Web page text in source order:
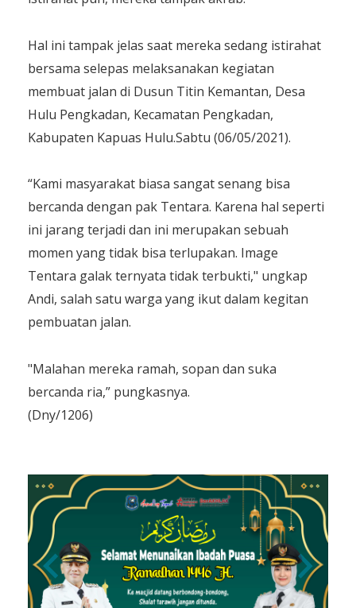
Hal ini tampak jelas saat mereka sedang istirahat
bersama selepas melaksanakan kegiatan
membuat jalan di Dusun Titin Kemantan, Desa
Hulu Pengkadan, Kecamatan Pengkadan,
Kabupaten Kapuas Hulu.Sabtu (06/05/2021).
“Kami masyarakat biasa sangat senang bisa
bercanda dengan pak Tentara. Karena hal seperti
ini jarang terjadi dan ini merupakan sebuah
momen yang tidak bisa terlupakan. Image
Tentara galak ternyata tidak terbukti," ungkap
Andi, salah satu warga yang ikut dalam kegitan
pembuatan jalan.
"Malahan mereka ramah, sopan dan suka
bercanda ria,” pungkasnya.
(Dny/1206)